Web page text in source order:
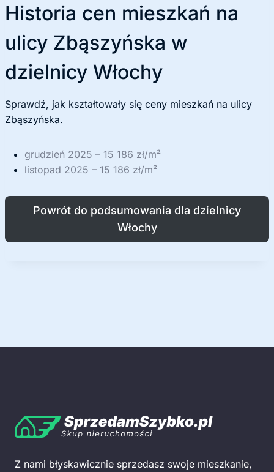
Historia cen mieszkań na
ulicy Zbąszyńska w
dzielnicy Włochy
Sprawdź, jak kształtowały się ceny mieszkań na ulicy
Zbąszyńska.
grudzień 2025 – 15 186 zł/m²
listopad 2025 – 15 186 zł/m²
Powrót do podsumowania dla dzielnicy
Włochy
Z nami błyskawicznie sprzedasz swoje mieszkanie,